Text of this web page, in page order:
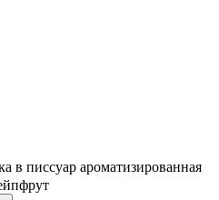
в писсуар ароматизированная